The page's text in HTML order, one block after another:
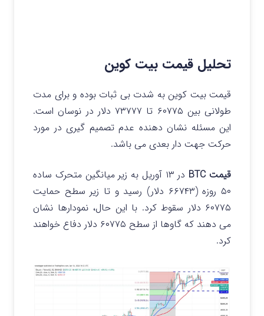
تحلیل قیمت بیت کوین
قیمت بیت کوین به شدت بی ثبات بوده و برای مدت
طولانی بین ۶۰۷۷۵ تا ۷۳۷۷۷ دلار در نوسان است.
این مسئله نشان دهنده عدم تصمیم گیری در مورد
حرکت جهت دار بعدی می باشد.
قیمت BTC
در ۱۳ آوریل به زیر میانگین متحرک ساده
۵۰ روزه (۶۶۷۴۳ دلار) رسید و تا زیر سطح حمایت
۶۰۷۷۵ دلار سقوط کرد. با این حال، نمودارها نشان
می دهند که گاوها از سطح ۶۰۷۷۵ دلار دفاع خواهند
کرد.